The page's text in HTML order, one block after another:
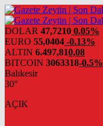
DOLAR 47,7210 0.05%
EURO 55,0404 -0.13%
ALTIN 6.497,810,08
BITCOIN 3063318-0.5%
Balıkesir
30°
AÇIK